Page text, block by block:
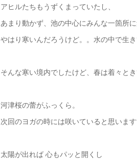
アヒルたちもうずくまっていたし、
あまり動かず、池の中心にみんな一箇所
やはり寒いんだろうけど。。水の中で生き
そんな寒い境内でしたけど、春は着々とき
河津桜の蕾がふっくら。
次回のヨガの時には咲いていると思いま
太陽が出れば 心もパッと開くし